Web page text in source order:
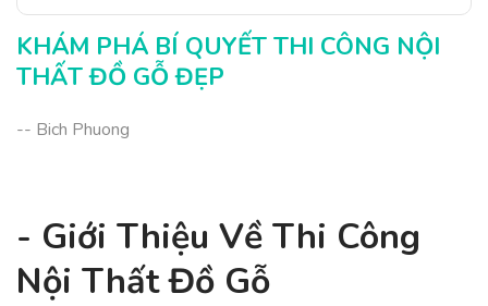
Kết Luận Về Bí Quyết Thi Công
KHÁM PHÁ BÍ QUYẾT THI CÔNG NỘI
THẤT ĐỒ GỖ ĐẸP
-- Bich Phuong
- Giới Thiệu Về Thi Công
Nội Thất Đồ Gỗ